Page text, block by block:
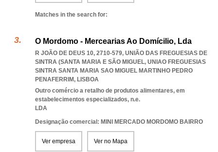
Matches in the search for:
O Mordomo - Mercearias Ao Domícilio, Lda
R JOÃO DE DEUS 10, 2710-579, UNIÃO DAS FREGUESIAS DE
SINTRA (SANTA MARIA E SÃO MIGUEL, UNIAO FREGUESIAS
SINTRA SANTA MARIA SAO MIGUEL MARTINHO PEDRO
PENAFERRIM, LISBOA
Outro comércio a retalho de produtos alimentares, em
estabelecimentos especializados, n.e.
LDA
Designação comercial: MINI MERCADO MORDOMO BAIRRO
Ver empresa Ver no Mapa